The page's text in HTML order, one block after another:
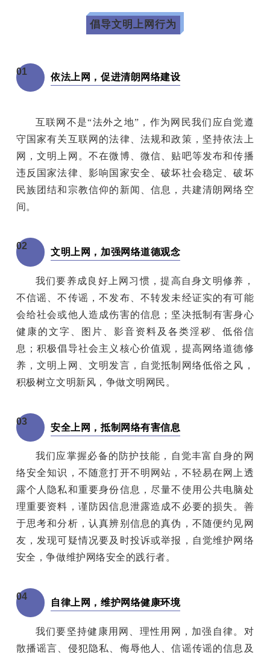
倡导文明上网行为
01
依法上网，促进清朗网络建设
互联网不是“法外之地”，作为网民我们应自觉遵
守国家有关互联网的法律、法规和政策，坚持依法上
网，文明上网。不在微博、微信、贴吧等发布和传播
违反国家法律、影响国家安全、破坏社会稳定、破坏
民族团结和宗教信仰的新闻、信息，共建清朗网络空
间。
02
文明上网，加强网络道德观念
我们要养成良好上网习惯，提高自身文明修养，
不信谣、不传谣，不发布、不转发未经证实的有可能
会给社会或他人造成伤害的信息；坚决抵制有害身心
健康的文字、图片、影音资料及各类淫秽、低俗信
息；积极倡导社会主义核心价值观，提高网络道德修
养，文明上网、文明发言，自觉抵制网络低俗之风，
积极树立文明新风，争做文明网民。
03
安全上网，抵制网络有害信息
我们应掌握必备的防护技能，自觉丰富自身的网
络安全知识，不随意打开不明网站，不轻易在网上透
露个人隐私和重要身份信息，尽量不使用公共电脑处
理重要资料，谨防因信息泄露造成不必要的损失。善
于思考和分析，认真辨别信息的真伪，不随便约见网
友，发现可疑情况要及时投诉或举报，自觉维护网络
安全，争做维护网络安全的践行者。
04
自律上网，维护网络健康环境
我们要坚持健康用网、理性用网，加强自律。对
散播谣言、侵犯隐私、侮辱他人、信谣传谣的信息及